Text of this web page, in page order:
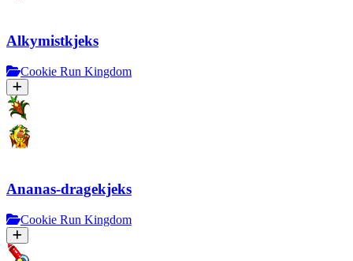
Alkymistkjeks
Cookie Run Kingdom
Ananas-dragekjeks
Cookie Run Kingdom